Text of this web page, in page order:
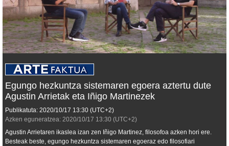
Egungo hezkuntza sistemaren egoera aztertu dute
Agustin Arrietak eta Iñigo Martinezek
Publikatuta: 2020/10/17 13:30 (UTC+2)
Azken eguneratzea: 2020/10/17 13:30 (UTC+2)
Agustin Arrietaren ikaslea izan zen Iñigo Martinez, filosofoa azken hori ere.
Besteak beste, egungo hezkuntza sistemaren egoeraz edo filosofiari